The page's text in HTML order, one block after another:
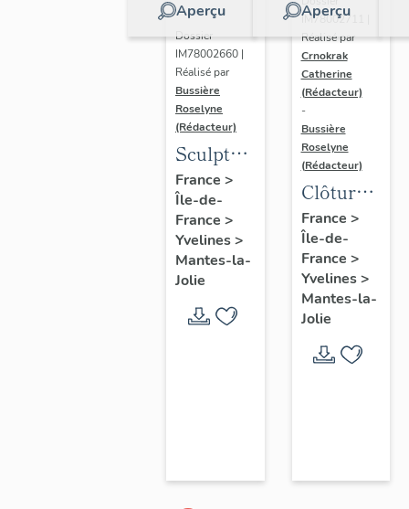
Aperçu
Dossier
IM78002660 |
Réalisé par
Bussière
Roselyne
(Rédacteur)
Sculpture
: la
Ronde
France >
Île-de-
France >
Yvelines>
Mantes-la-
Jolie
Aperçu
IM78002711 |
Réalisé par
Crnokrak
Catherine
(Rédacteur)
-
Bussière
Roselyne
(Rédacteur)
Clôture
de
chœur
France >
Île-de-
France >
Yvelines>
Mantes-la-
Jolie